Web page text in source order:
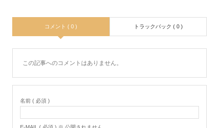
コメント ( 0 ) トラックバック ( 0 )
この記事へのコメントはありません。
名前 ( 必須 )